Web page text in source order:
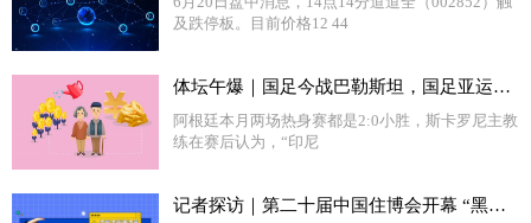
及跌停板。目前价格12 44
体坛午爆｜国足今战巴勒斯坦，国足亚运队1:0击败韩国队_世界报资讯
阿根廷本月两场热身赛都是2:0小胜，斯卡罗尼主教
练在赛后认为，“印尼
记者探访｜第二十届中国住博会开幕 “黑科技”产品竞相亮相_世界微动态